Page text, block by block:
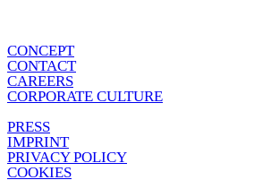
CONCEPT
CONTACT
CAREERS
CORPORATE CULTURE
PRESS
IMPRINT
PRIVACY POLICY
COOKIES